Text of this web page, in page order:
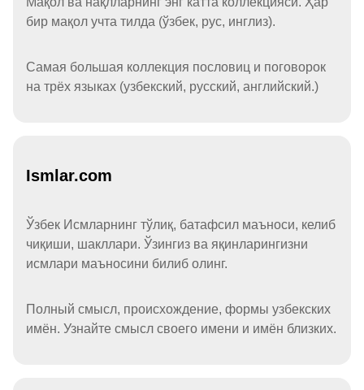
бир мақол учта тилда (ўзбек, рус, инглиз).
Самая большая коллекция пословиц и поговорок
на трёх языках (узбекский, русский, английский.)
Ismlar.com
Ўзбек Исмларнинг тўлиқ, батафсил маъноси, келиб
чиқиши, шакллари. Ўзингиз ва яқинларингизни
исмлари маъносини билиб олинг.
Полный смысл, происхождение, формы узбекских
имён. Узнайте смысл своего имени и имён близких.